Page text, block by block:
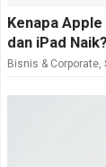
Kenapa
dan iPad Naik?
Bisnis & Corporate,